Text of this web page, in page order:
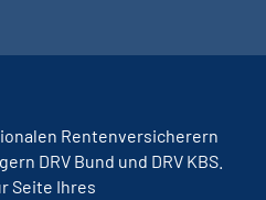
Rentenversicherern
DRV Bund und DRV KBS.
Seite Ihres